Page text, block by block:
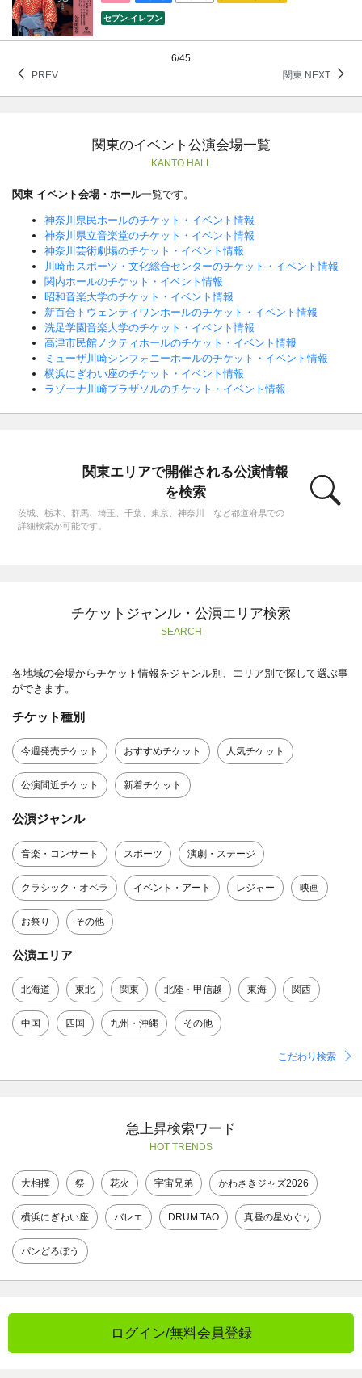
セブン‐イレブン
PREV
6/45
関東 NEXT
関東のイベント公演会場一覧
KANTO HALL
関東 イベント会場・ホール一覧です。
神奈川県民ホールのチケット・イベント情報
神奈川県立音楽堂のチケット・イベント情報
神奈川芸術劇場のチケット・イベント情報
川崎市スポーツ・文化総合センターのチケット・イベント情報
関内ホールのチケット・イベント情報
昭和音楽大学のチケット・イベント情報
新百合トウェンティワンホールのチケット・イベント情報
洗足学園音楽大学のチケット・イベント情報
高津市民館ノクティホールのチケット・イベント情報
ミューザ川崎シンフォニーホールのチケット・イベント情報
横浜にぎわい座のチケット・イベント情報
ラゾーナ川崎プラザソルのチケット・イベント情報
関東エリアで開催される公演情報
を検索
茨城、栃木、群馬、埼玉、千葉、東京、神奈川 など都道府県での
詳細検索が可能です。
チケットジャンル・公演エリア検索
SEARCH
各地域の会場からチケット情報をジャンル別、エリア別で探して選ぶ事
ができます。
チケット種別
今週発売チケット おすすめチケット 人気チケット
公演間近チケット 新着チケット
公演ジャンル
音楽・コンサート スポーツ 演劇・ステージ
クラシック・オペラ イベント・アート レジャー 映画
お祭り その他
公演エリア
北海道 東北 関東 北陸・甲信越 東海 関西
中国 四国 九州・沖縄 その他
こだわり検索
急上昇検索ワード
HOT TRENDS
大相撲 祭 花火 宇宙兄弟 かわさきジャズ2026
横浜にぎわい座 バレエ DRUM TAO 真昼の星めぐり
パンどろぼう
ログイン/無料会員登録